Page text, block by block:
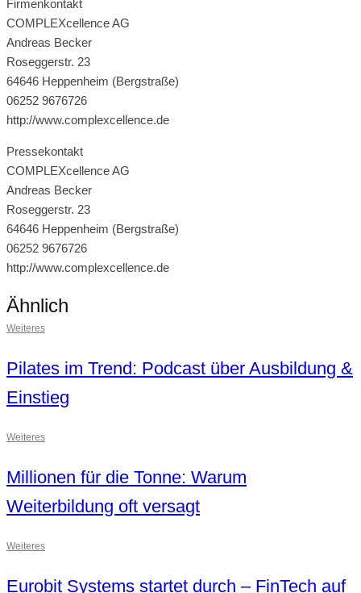
Firmenkontakt
COMPLEXcellence AG
Andreas Becker
Roseggerstr. 23
64646 Heppenheim (Bergstraße)
06252 9676726
http://www.complexcellence.de
Pressekontakt
COMPLEXcellence AG
Andreas Becker
Roseggerstr. 23
64646 Heppenheim (Bergstraße)
06252 9676726
http://www.complexcellence.de
Ähnlich
Weiteres
Pilates im Trend: Podcast über Ausbildung &
Einstieg
Weiteres
Millionen für die Tonne: Warum
Weiterbildung oft versagt
Weiteres
Eurobit Systems startet durch – FinTech auf